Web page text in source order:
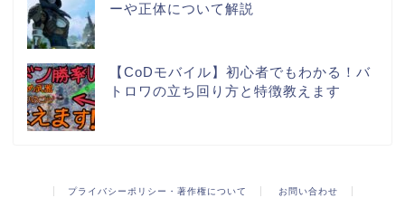
ーや正体について解説
【CoDモバイル】初心者でもわかる！バ
トロワの立ち回り方と特徴教えます
プライバシーポリシー・著作権について お問い合わせ